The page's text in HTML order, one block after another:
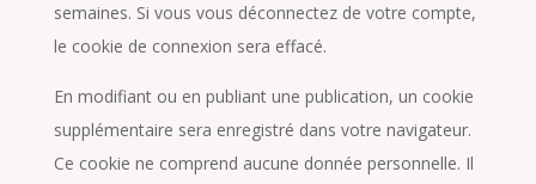
semaines. Si vous vous déconnectez de votre compte,
le cookie de connexion sera effacé.
En modifiant ou en publiant une publication, un cookie
supplémentaire sera enregistré dans votre navigateur.
Ce cookie ne comprend aucune donnée personnelle. Il